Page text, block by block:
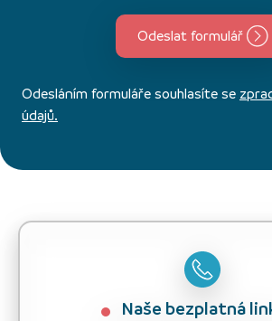
Odeslat formulář
Odesláním formuláře souhlasíte se
údajů.
Naše bezplatná